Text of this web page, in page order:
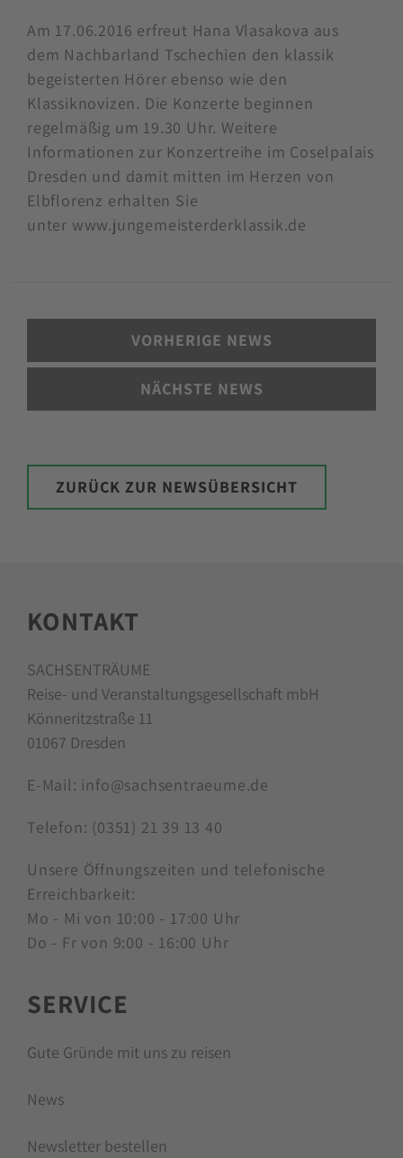
Am 17.06.2016 erfreut Hana Vlasakova aus
dem Nachbarland Tschechien den klassik
begeisterten Hörer ebenso wie den
Klassiknovizen. Die Konzerte beginnen
regelmäßig um 19.30 Uhr. Weitere
Informationen zur Konzertreihe im Coselpalais
Dresden und damit mitten im Herzen von
Elbflorenz erhalten Sie
unter www.jungemeisterderklassik.de
VORHERIGE NEWS
NÄCHSTE NEWS
ZURÜCK ZUR NEWSÜBERSICHT
KONTAKT
SACHSENTRÄUME
Reise- und Veranstaltungsgesellschaft mbH
Könneritzstraße 11
01067 Dresden
E-Mail: info@sachsentraeume.de
Telefon: (0351) 21 39 13 40
Unsere Öffnungszeiten und telefonische
Erreichbarkeit:
Mo - Mi von 10:00 - 17:00 Uhr
Do - Fr von 9:00 - 16:00 Uhr
SERVICE
Gute Gründe mit uns zu reisen
News
Newsletter bestellen